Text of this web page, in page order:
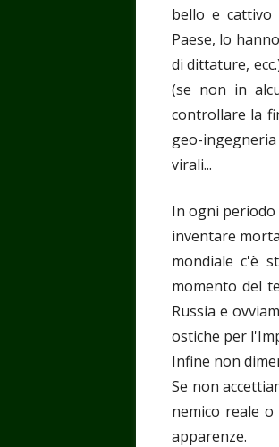
bello e cattivo
Paese, lo
di dittature,
(se non in
controllare la
geo-
virali...
In ogni
inventare
mondiale c'è
momento del
Russia e
ostiche per
Infine non
Se non
nemico reale
apparenze.